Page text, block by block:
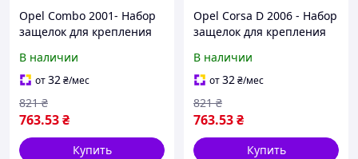
Opel Combo 2001- Набор
защелок для крепления
комплектект, арт. DA-
15332
В наличии
от32₴/мес
763.53₴
821 ₴
Купить
Opel Corsa D 2006 - Набор
защелок для крепления
комплектект, арт. DA-
15334
В наличии
от32₴/мес
763.53₴
821 ₴
Купить